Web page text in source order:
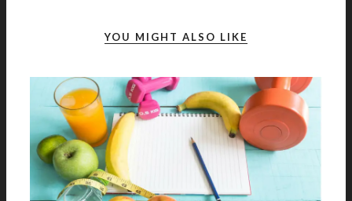
YOU MIGHT ALSO LIKE